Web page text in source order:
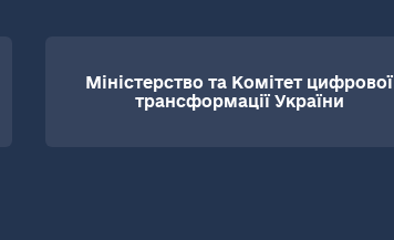
Міністерство та Комітет цифрової
трансформації України